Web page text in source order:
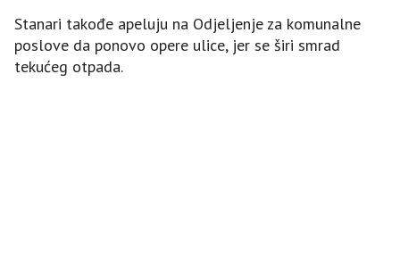
Stanari takođe apeluju na Odjeljenje za komunalne
poslove da ponovo opere ulice, jer se širi smrad
tekućeg otpada.